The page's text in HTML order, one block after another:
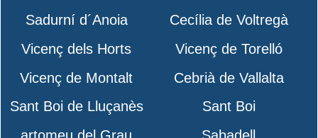
Sadurní d´Anoia
Cecília de Voltregà
Vicenç dels Horts
Vicenç de Torelló
Vicenç de Montalt
Cebrià de Vallalta
Sant Boi de Lluçanès
Sant Boi